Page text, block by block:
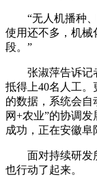
“无人机播种、
使用还不多，机械
段。”
张淑萍告诉记者
抵得上40名人工。
的数据，系统会自
网+农业”的协调
成功，正在安徽阜
面对持续研发所
也行动了起来。